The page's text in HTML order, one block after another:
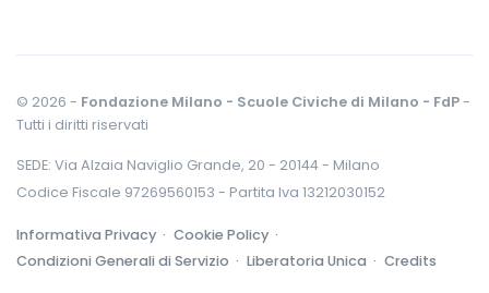
© 2026 - Fondazione Milano - Scuole Civiche di Milano - FdP-
Tutti i diritti riservati
SEDE: Via Alzaia Naviglio Grande, 20 - 20144 - Milano
Codice Fiscale 97269560153 - Partita Iva 13212030152
Informativa Privacy · Cookie Policy ·
Condizioni Generali di Servizio · Liberatoria Unica · Credits